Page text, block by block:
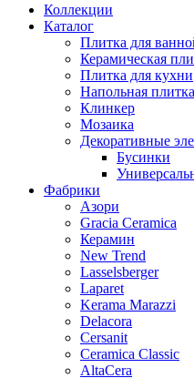
Коллекции
Каталог
Плитка для
Керамическая
Плитка для кухни
Напольная
Клинкер
Мозаика
Декоративные
Бусинки
Фабрики
Азори
Gracia Ceramica
Керамин
New Trend
Lasselsberger
Laparet
Kerama Marazzi
Delacora
Cersanit
Ceramica Classic
AltaCera